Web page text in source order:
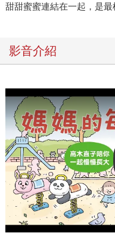
甜甜蜜蜜連結在一起，是最
影音介紹